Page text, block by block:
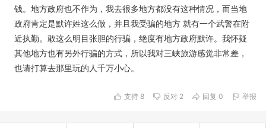
钱。地方政府也不作为，我去很多地方都没有这种情况，而当地
政府肯定是默许姓这么做，并且我受骗的地方 就有一个武警在附
近执勤。敢这么明目张胆的行骗，绝度有地方政府默许。我怀疑
其他地方也有另外行骗的方式，所以我对三峡旅游感觉非常差，
也请打算去那里玩的人千万小心。
支持 8 反对 2 回复 0 举报